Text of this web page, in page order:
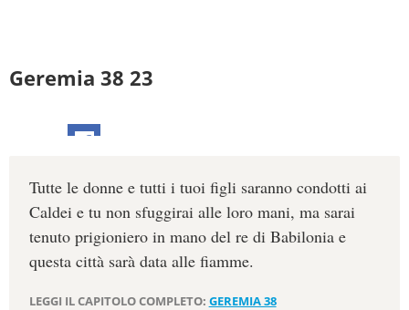
Geremia 38 23
Tutte le donne e tutti i tuoi figli saranno condotti ai
Caldei e tu non sfuggirai alle loro mani, ma sarai
tenuto prigioniero in mano del re di Babilonia e
questa città sarà data alle fiamme.
LEGGI IL CAPITOLO COMPLETO: GEREMIA 38